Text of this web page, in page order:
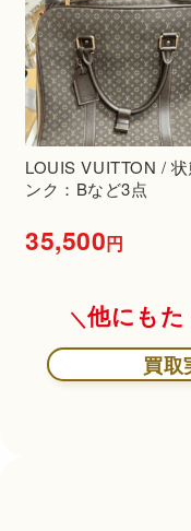
LOUIS VUITTON / 状
ンク：Bなど3点
35,500円
他にもた
買取